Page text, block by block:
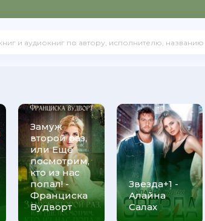
Замуж
второй раз,
или Ещё
посмотрим,
кто из нас
попал! -
Франциска
Вудворт
Звезда+1 -
Алайна
Салах